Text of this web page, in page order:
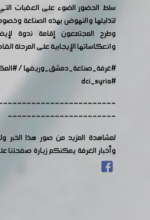
سلط الحضور الضوء على العقبات
لتذليلها والنهوض بهذه الصناعة
وطرح المجتمعون إقامة ندوة
وانعكاساتها الإيجابية على المرحلة
#غرفة_صناعة_دمشق_وريفها/
#dci_syria
-----------------------
لمشاهدة المزيد من صور هذا الخبر
وأخبار الغرفة يمكنكم زيارة